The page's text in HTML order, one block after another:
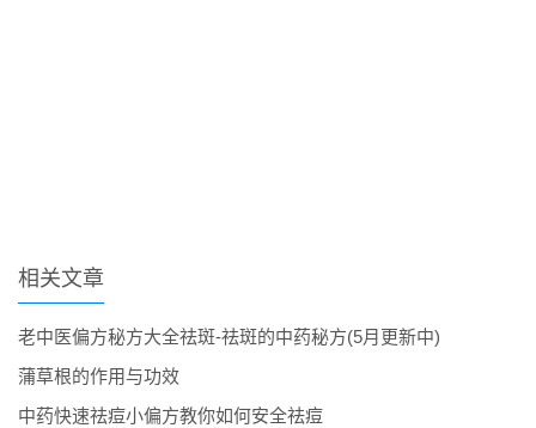
相关文章
老中医偏方秘方大全祛斑-祛斑的中药秘方(5月更新中)
蒲草根的作用与功效
中药快速祛痘小偏方教你如何安全祛痘